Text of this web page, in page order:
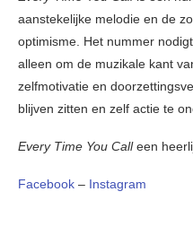
aanstekelijke melodie en de
optimisme. Het nummer
alleen om de muzikale kant
zelfmotivatie en
blijven zitten en zelf actie te
Every Time You Calleen
Facebook – Instagram